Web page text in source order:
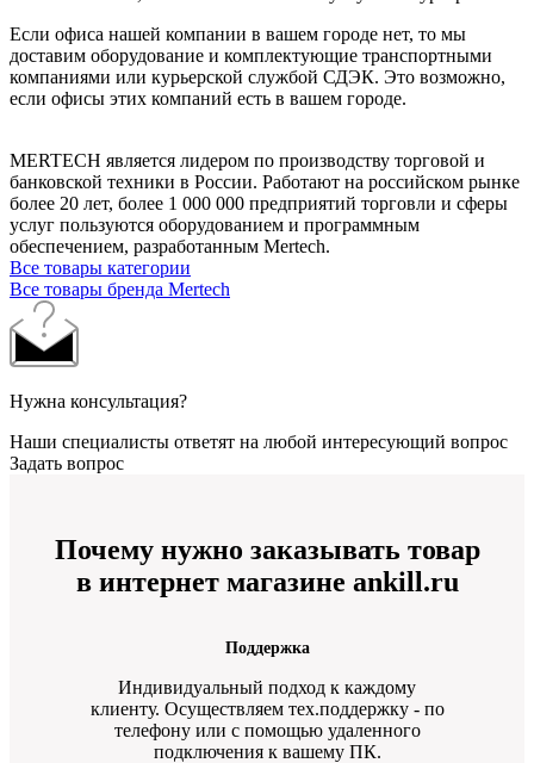
Если офиса нашей компании в вашем городе нет, то мы
доставим оборудование и комплектующие транспортными
компаниями или курьерской службой СДЭК. Это возможно,
если офисы этих компаний есть в вашем городе.
MERTECH является лидером по производству торговой и
банковской техники в России. Работают на российском рынке
более 20 лет, более 1 000 000 предприятий торговли и сферы
услуг пользуются оборудованием и программным
обеспечением, разработанным Mertech.
Все товары категории
Все товары бренда Mertech
Нужна консультация?
Наши специалисты ответят на любой интересующий вопрос
Задать вопрос
Почему нужно заказывать товар
в интернет магазине ankill.ru
Поддержка
Индивидуальный подход к каждому
клиенту. Осуществляем тех.поддержку - по
телефону или с помощью удаленного
подключения к вашему ПК.